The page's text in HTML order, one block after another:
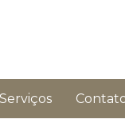
Serviços